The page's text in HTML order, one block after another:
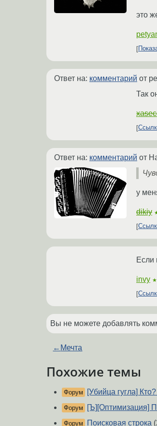
это
Ответ на: комментарий от
Так
Ответ на: комментарий от
у
dikiy
Если
invy
Вы не можете добавлять
← Мечта
Похожие темы
Форум [Убийца гугла]
Форум [Ъ][Оптимизация]
Форум Поисковая строка